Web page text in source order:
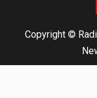
Copyright ©